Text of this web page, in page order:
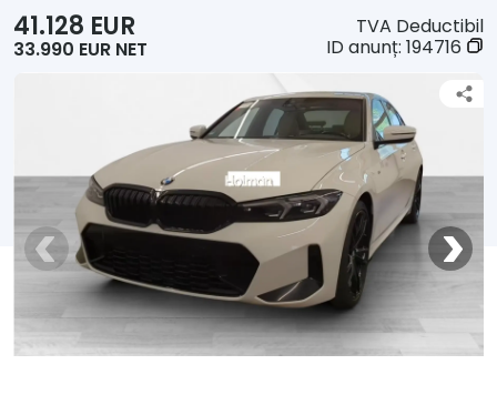
Motociclete
Alte tipuri vehicule
Despre Noi
Contact
41.128 EUR
33.990 EUR NET
TVA Deductibil
ID anunț: 194716